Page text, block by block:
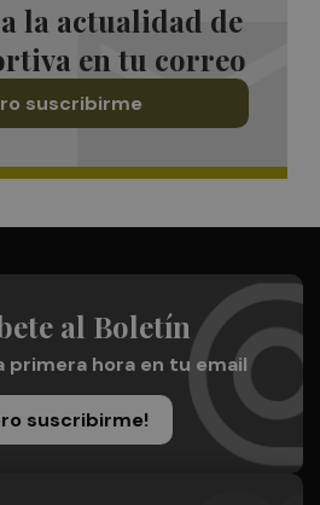
la actualidad de
en tu correo
suscribirme
al Boletín
primera hora en tu email
suscribirme!